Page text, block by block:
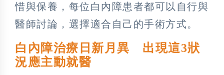
惜與保養，每位白內障患者都可以自行與
醫師討論，選擇適合自己的手術方式。
白內障治療日新月異 出現這3狀
況應主動就醫